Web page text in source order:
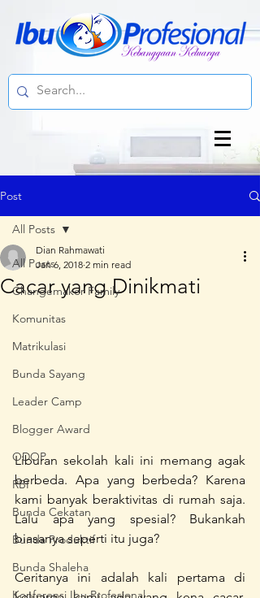
Post
All Posts
Changemaker Family
Komunitas
Matrikulasi
Bunda Sayang
Leader Camp
Blogger Award
ODOP
RBI
Bunda Cekatan
Bunda Produktif
Bunda Shaleha
Konferensi Ibu Profesional
All Posts
Cacar yang Dinikmati
Dian Rahmawati
Jan 6, 2018 2 min read
Liburan sekolah kali ini memang agak
berbeda. Apa yang berbeda? Karena
kami banyak beraktivitas di rumah saja.
Lalu apa yang spesial? Bukankah
biasanya seperti itu juga?
Ceritanya ini adalah kali pertama di